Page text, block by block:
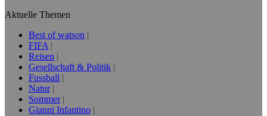
Aktuelle Themen
Best of watson
FIFA
Reisen
Gesellschaft & Politik
Fussball
Natur
Sommer
Gianni Infantino